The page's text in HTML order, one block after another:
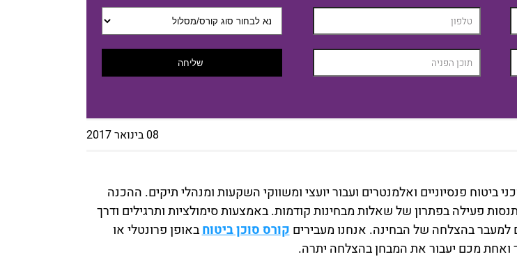
שליחה
08 בינואר 2017
פנסיוניים ואלמנטרים ועבור יועצי ומשווקי השקעות ומנהלי תיקים. ההכנה
פעילה בפתרון של שאלות מבחינות קודמות. באמצעות סימולציות ותרגילים ודרך
בהצלחה של הבחינה. אנחנו מעביריםקורס סוכן ביטוחבאופן פרונטלי או
ואחת מכם יעבור את המבחן בהצלחה יתרה.